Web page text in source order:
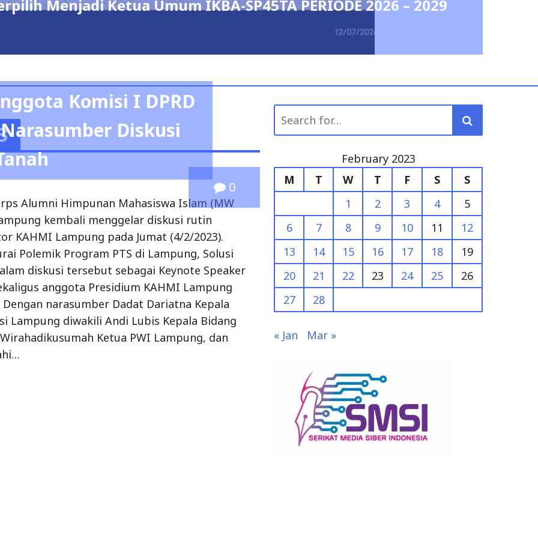
Menjadi Ketua Umum IKBA-SP45TA PERIODE 2026 – 2029
0
Komisi I DPRD
Diskusi
Alumni Himpunan Mahasiswa Islam (MW
kembali menggelar diskusi rutin
KAHMI Lampung pada Jumat (4/2/2023).
Polemik Program PTS di Lampung, Solusi
diskusi tersebut sebagai Keynote Speaker
anggota Presidium KAHMI Lampung
Dengan narasumber Dadat Dariatna Kepala
Lampung diwakili Andi Lubis Kepala Bidang
Ketua PWI Lampung, dan
for:
February 2023
M
T W T F S
S
1
2 3 4
5
6
7 8 9 10 11
12
13
14 15 16 17 18
19
20
21 22 23 24 25
26
27
28
« Jan Mar »